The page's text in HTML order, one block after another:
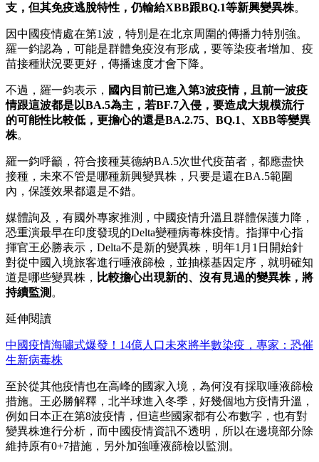
支，但其免疫逃脫特性，仍輸給XBB跟BQ.1等新興變異株。
因中國疫情處在第1波，特別是在北京周圍的傳播力特別強。
羅一鈞認為，可能是群體免疫沒有形成，要等染疫者增加、疫
苗接種狀況要更好，傳播速度才會下降。
不過，羅一鈞表示， 國內目前已進入第3波疫情，且前一波疫
情跟這波都是以BA.5為主，若BF.7入侵，要造成大規模流行
的可能性比較低，更擔心的還是BA.2.75、BQ.1、XBB等變異
株。
羅一鈞呼籲，符合接種莫德納BA.5次世代疫苗者，都應盡快
接種，未來不管是哪種新興變異株，只要是還在BA.5範圍
內，保護效果都還是不錯。
媒體詢及，有國外專家推測，中國疫情升溫且群體保護力降，
恐重演最早在印度發現的Delta變種病毒株疫情。指揮中心指
揮官王必勝表示，Delta不是新的變異株，明年1月1日開始針
對從中國入境旅客進行唾液篩檢，並抽樣基因定序，就明確知
道是哪些變異株， 比較擔心出現新的、沒有見過的變異株，將
持續監測 。
延伸閱讀
中國疫情海嘯式爆發！14億人口未來將半數染疫，專家：恐催
生新病毒株
至於從其他疫情也在高峰的國家入境，為何沒有採取唾液篩檢
措施。王必勝解釋，北半球進入冬季，好幾個地方疫情升溫，
例如日本正在第8波疫情，但這些國家都有公布數字，也有對
變異株進行分析，而中國疫情資訊不透明，所以在邊境部分除
維持原有0+7措施，另外加強唾液篩檢以監測。